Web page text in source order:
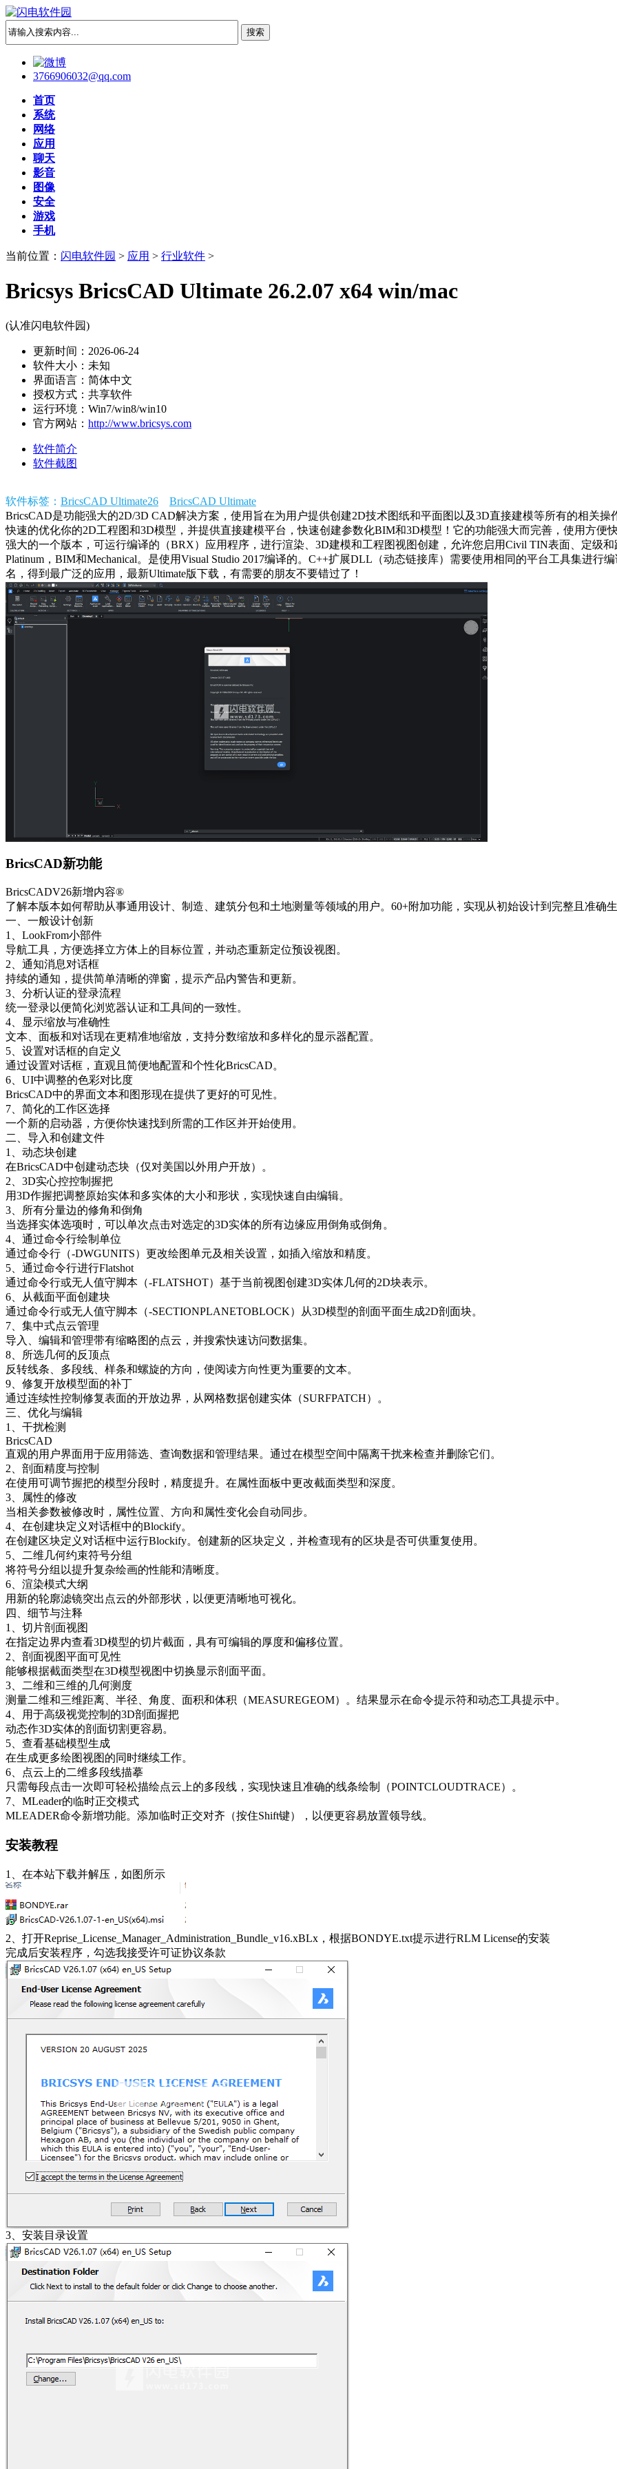
3766906032@qq.com
首页
系统
网络
应用
聊天
影音
图像
安全
游戏
手机
当前位置： 闪电软件园 > 应用 > 行业软件 >
Bricsys BricsCAD Ultimate 26.2.07 x64 win/mac
(认准闪电软件园)
更新时间：2026-06-24
软件大小：未知
界面语言：简体中文
授权方式：共享软件
运行环境：Win7/win8/win10
官方网站： http://www.bricsys.com
软件简介
软件截图
软件标签： BricsCAD Ultimate26
BricsCAD Ultimate
BricsCAD是功能强大的2D/3D CAD解决方案，使用旨在为用户提供创建2D技术图纸和平面图以及3D直接建模等所有的相关
快速的优化你的2D工程图和3D模型，并提供直接建模平台，快速创建参数化BIM和3D模型！它的功能强大而完善，使用方便
强大的一个版本，可运行编译的（BRX）应用程序，进行渲染、3D建模和工程图视图创建，允许您启用Civil TIN表面、定级和
Platinum，BIM和Mechanical。是使用Visual Studio 2017编译的。C++扩展DLL（动态链接库）需要使用相同的平台工具集进行
名，得到最广泛的应用，最新Ultimate版下载，有需要的朋友不要错过了！
BricsCAD新功能
BricsCADV26新增内容®
了解本版本如何帮助从事通用设计、制造、建筑分包和土地测量等领域的用户。60+附加功能，实现从初始设计到完整且准确
一、一般设计创新
1、LookFrom小部件
导航工具，方便选择立方体上的目标位置，并动态重新定位预设视图。
2、通知消息对话框
持续的通知，提供简单清晰的弹窗，提示产品内警告和更新。
3、分析认证的登录流程
统一登录以便简化浏览器认证和工具间的一致性。
4、显示缩放与准确性
文本、面板和对话现在更精准地缩放，支持分数缩放和多样化的显示器配置。
5、设置对话框的自定义
通过设置对话框，直观且简便地配置和个性化BricsCAD。
6、UI中调整的色彩对比度
BricsCAD中的界面文本和图形现在提供了更好的可见性。
7、简化的工作区选择
一个新的启动器，方便你快速找到所需的工作区并开始使用。
二、导入和创建文件
1、动态块创建
在BricsCAD中创建动态块（仅对美国以外用户开放）。
2、3D实心控控制握把
用3D作握把调整原始实体和多实体的大小和形状，实现快速自由编辑。
3、所有分量边的修角和倒角
当选择实体选项时，可以单次点击对选定的3D实体的所有边缘应用倒角或倒角。
4、通过命令行绘制单位
通过命令行（-DWGUNITS）更改绘图单元及相关设置，如插入缩放和精度。
5、通过命令行进行Flatshot
通过命令行或无人值守脚本（-FLATSHOT）基于当前视图创建3D实体几何的2D块表示。
6、从截面平面创建块
通过命令行或无人值守脚本（-SECTIONPLANETOBLOCK）从3D模型的剖面平面生成2D剖面块。
7、集中式点云管理
导入、编辑和管理带有缩略图的点云，并搜索快速访问数据集。
8、所选几何的反顶点
反转线条、多段线、样条和螺旋的方向，使阅读方向性更为重要的文本。
9、修复开放模型面的补丁
通过连续性控制修复表面的开放边界，从网格数据创建实体（SURFPATCH）。
三、优化与编辑
1、干扰检测
BricsCAD
直观的用户界面用于应用筛选、查询数据和管理结果。通过在模型空间中隔离干扰来检查并删除它们。
2、剖面精度与控制
在使用可调节握把的模型分段时，精度提升。在属性面板中更改截面类型和深度。
3、属性的修改
当相关参数被修改时，属性位置、方向和属性变化会自动同步。
4、在创建块定义对话框中的Blockify。
在创建区块定义对话框中运行Blockify。创建新的区块定义，并检查现有的区块是否可供重复使用。
5、二维几何约束符号分组
将符号分组以提升复杂绘画的性能和清晰度。
6、渲染模式大纲
用新的轮廓滤镜突出点云的外部形状，以便更清晰地可视化。
四、细节与注释
1、切片剖面视图
在指定边界内查看3D模型的切片截面，具有可编辑的厚度和偏移位置。
2、剖面视图平面可见性
能够根据截面类型在3D模型视图中切换显示剖面平面。
3、二维和三维的几何测度
测量二维和三维距离、半径、角度、面积和体积（MEASUREGEOM）。结果显示在命令提示符和动态工具提示中。
4、用于高级视觉控制的3D剖面握把
动态作3D实体的剖面切割更容易。
5、查看基础模型生成
在生成更多绘图视图的同时继续工作。
6、点云上的二维多段线描摹
只需每段点击一次即可轻松描绘点云上的多段线，实现快速且准确的线条绘制（POINTCLOUDTRACE）。
7、MLeader的临时正交模式
MLEADER命令新增功能。添加临时正交对齐（按住Shift键），以便更容易放置领导线。
安装教程
1、在本站下载并解压，如图所示
2、打开Reprise_License_Manager_Administration_Bundle_v16.xBLx，根据BONDYE.txt提示进行RLM License的安装
完成后安装程序，勾选我接受许可证协议条款
3、安装目录设置